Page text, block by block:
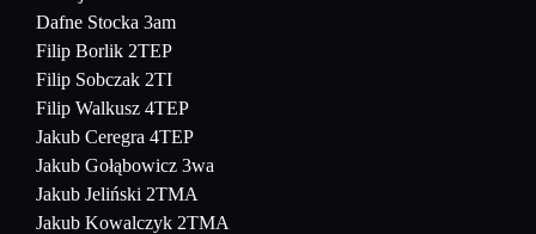
Dafne Stocka 3am
Filip Borlik 2TEP
Filip Sobczak 2TI
Filip Walkusz 4TEP
Jakub Ceregra 4TEP
Jakub Gołąbowicz 3wa
Jakub Jeliński 2TMA
Jakub Kowalczyk 2TMA